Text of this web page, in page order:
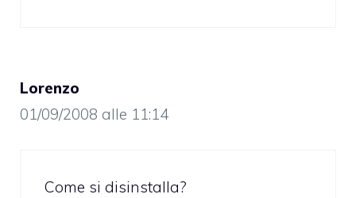
Lorenzo
01/09/2008 alle 11:14
Come si disinstalla?